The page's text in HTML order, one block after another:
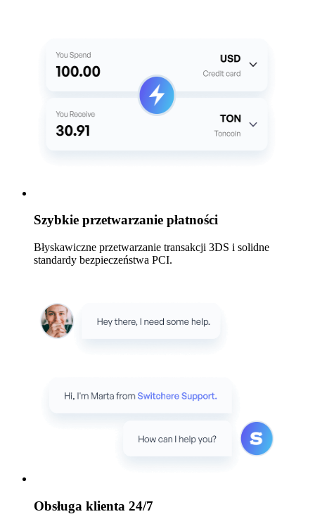
Szybkie przetwarzanie płatności
Błyskawiczne przetwarzanie transakcji 3DS i solidne
standardy bezpieczeństwa PCI.
Obsługa klienta 24/7